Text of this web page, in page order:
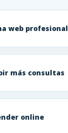
web profesional
más consultas
online